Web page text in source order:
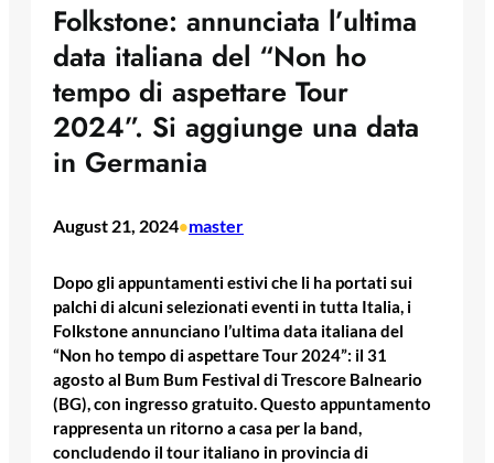
Folkstone: annunciata l’ultima
data italiana del “Non ho
tempo di aspettare Tour
2024”. Si aggiunge una data
in Germania
August 21, 2024•master
Dopo gli appuntamenti estivi che li ha portati sui
palchi di alcuni selezionati eventi in tutta Italia, i
Folkstone annunciano l’ultima data italiana del
“Non ho tempo di aspettare Tour 2024”: il 31
agosto al Bum Bum Festival di Trescore Balneario
(BG), con ingresso gratuito. Questo appuntamento
rappresenta un ritorno a casa per la band,
concludendo il tour italiano in provincia di